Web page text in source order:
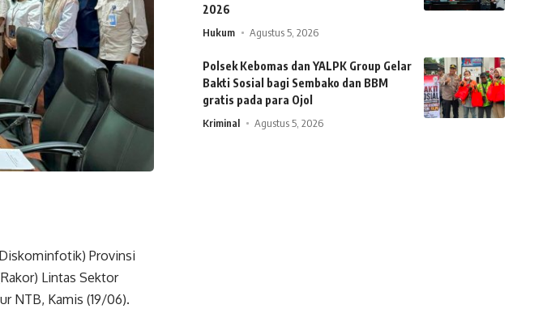
Provinsi
Lintas Sektor
NTB, Kamis (19/06).
2026
Hukum Agustus 5, 2026
Polsek Kebomas dan YALPK Group Gelar
Bakti Sosial bagi Sembako dan BBM
gratis pada para Ojol
Kriminal Agustus 5, 2026